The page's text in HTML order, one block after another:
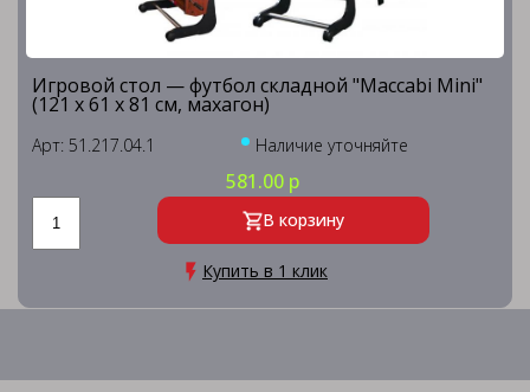
Игровой стол — футбол складной "Maccabi Mini"
(121 x 61 x 81 см, махагон)
Арт: 51.217.04.1 Наличие уточняйте
581.00 р
В корзину
Купить в 1 клик